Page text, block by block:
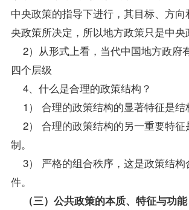
中央政策的指导下进行，其目标、方向
央政策所决定，所以地方政策只是中央
2）从形式上看，当代中国地方政府
四个层级
4、什么是合理的政策结构？
1） 合理的政策结构的显著特征是结
2） 合理的政策结构的另一重要特征
制。
3） 严格的组合秩序，这是政策结构
件。
（三）公共政策的本质、特征与功能